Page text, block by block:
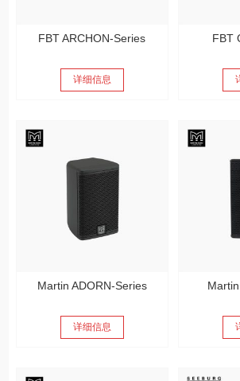
FBT ARCHON-Series
详细信息
FBT
Martin ADORN-Series
详细信息